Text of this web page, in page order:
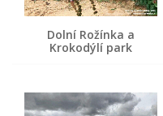
Dolní Rožínka a
Krokodýlí park